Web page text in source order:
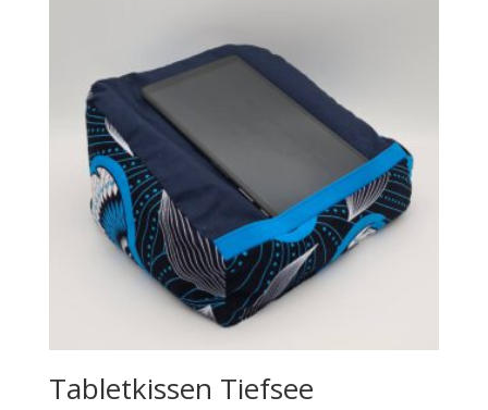
Tabletkissen Tiefsee